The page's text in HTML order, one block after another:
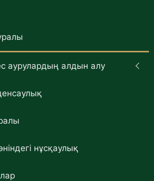
аурулардың алдын алу
нұсқаулық